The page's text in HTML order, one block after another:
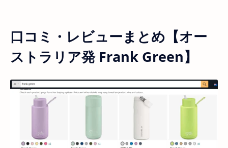
口コミ・レビューまとめ【オー
ストラリア発 Frank Green】